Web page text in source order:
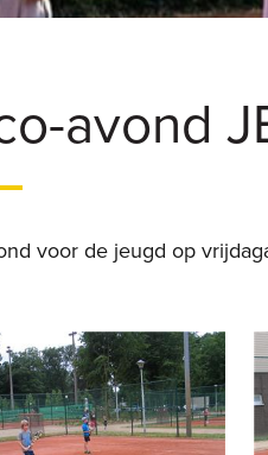
avond
voor de jeugd op